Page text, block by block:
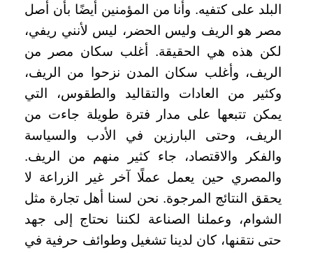
البلد على كتفيه. وأنا من المؤمنين أيضًا بأن أصل
مصر هو الريف وليس الحضر، ليس لأنني ريفي،
لكن هذه هي الحقيقة. أغلب سكان مصر من
الريف، وأغلب سكان المدن نزحوا من الريف،
وكثير من العادات والتقاليد والطقوس، التي
يمكن تتبعها على مدار فترة طويلة جاءت من
الريف، وحتى البارزين في الأدب والسياسة
والفكر والاقتصاد، جاء كثير منهم من الريف.
والمصري حين يعمل عملًا آخر غير الزراعة لا
يحقق النتائج المرجوة. نحن لسنا أهل تجارة مثل
الشوام، وعملنا الصناعة لكننا نحتاج إلى جهد
حتى نتقنها، كان لدينا تشغيل وطوائف حرفية في